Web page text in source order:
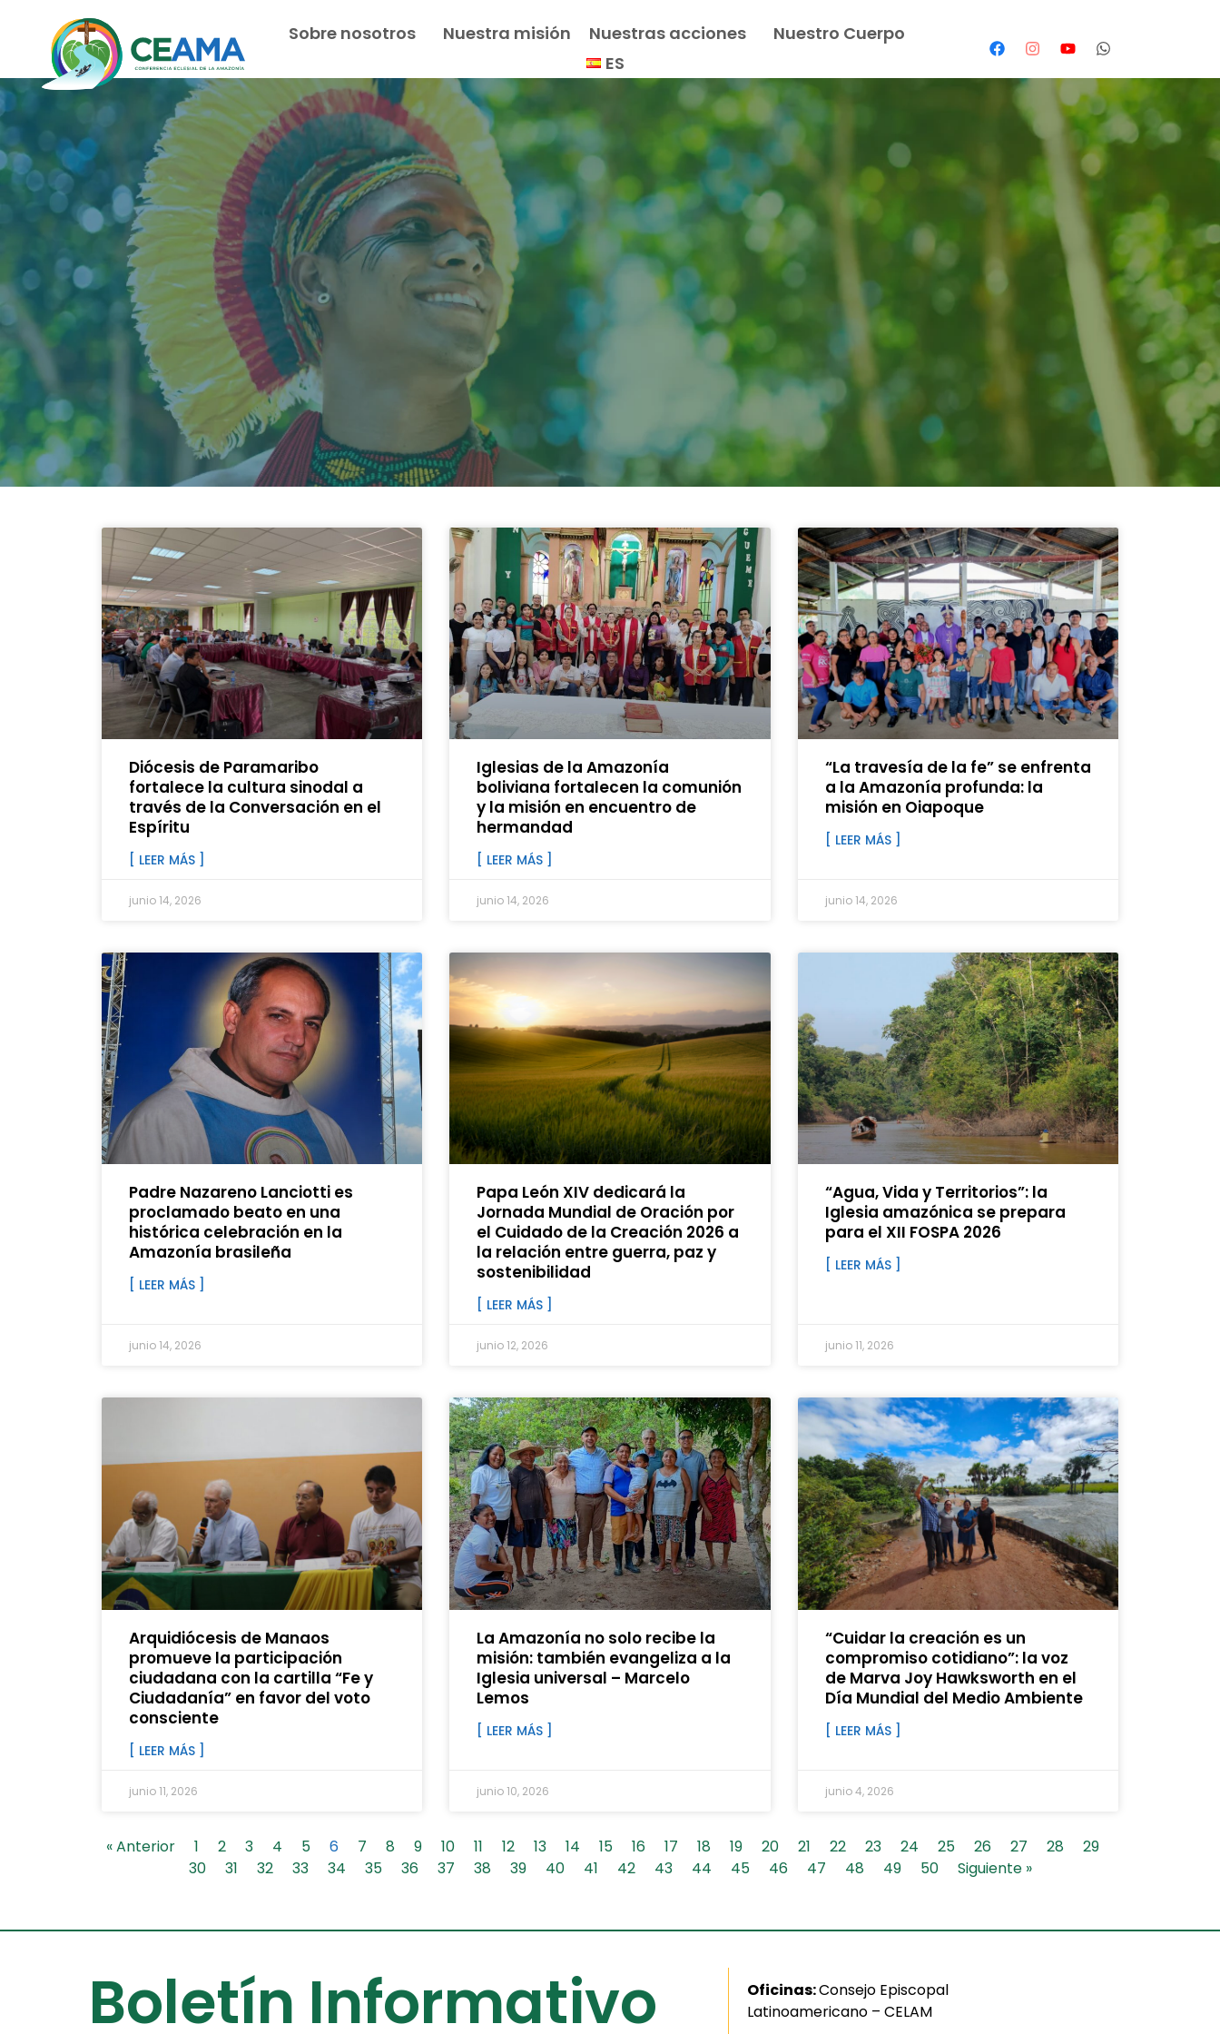
Sobre nosotros Nuestra misión Nuestras acciones
Nuestro Cuerpo
ES
Diócesis de Paramaribo
fortalece la cultura sinodal a
través de la Conversación en el
Espíritu
[ LEER MÁS ]
junio 14, 2026
Iglesias de la Amazonía
boliviana fortalecen la comunión
y la misión en encuentro de
hermandad
[ LEER MÁS ]
junio 14, 2026
“La travesía de la fe” se enfrenta
a la Amazonía profunda: la
misión en Oiapoque
[ LEER MÁS ]
junio 14, 2026
Padre Nazareno Lanciotti es
proclamado beato en una
histórica celebración en la
Amazonía brasileña
[ LEER MÁS ]
junio 14, 2026
Papa León XIV dedicará la
Jornada Mundial de Oración por
el Cuidado de la Creación 2026 a
la relación entre guerra, paz y
sostenibilidad
[ LEER MÁS ]
junio 12, 2026
“Agua, Vida y Territorios”: la
Iglesia amazónica se prepara
para el XII FOSPA 2026
[ LEER MÁS ]
junio 11, 2026
Arquidiócesis de Manaos
promueve la participación
ciudadana con la cartilla “Fe y
Ciudadanía” en favor del voto
consciente
[ LEER MÁS ]
junio 11, 2026
La Amazonía no solo recibe la
misión: también evangeliza a la
Iglesia universal – Marcelo
Lemos
[ LEER MÁS ]
junio 10, 2026
“Cuidar la creación es un
compromiso cotidiano”: la voz
de Marva Joy Hawksworth en el
Día Mundial del Medio Ambiente
[ LEER MÁS ]
junio 4, 2026
« Anterior 1 2 3 4 5 6 7 8 9 10 11 12 13 14 15 16 17 18 19 20 21 22 23 24 25 26 27 28
29
30
31 32 33 34 35 36 37 38 39 40 41 42 43 44 45 46 47 48 49 50 Siguiente »
Boletín Informativo Oficinas:Consejo Episcopal
Latinoamericano – CELAM